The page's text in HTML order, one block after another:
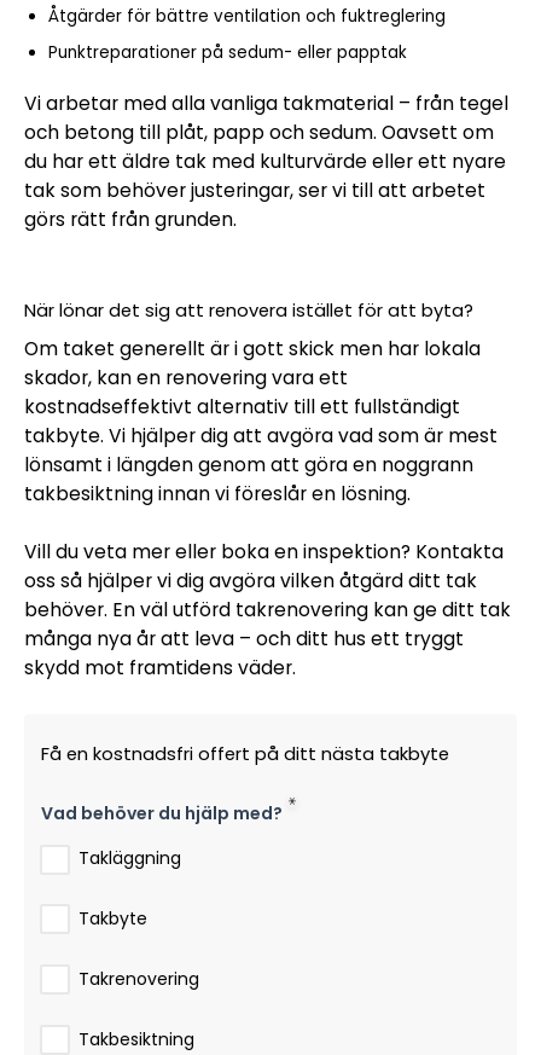
Åtgärder för bättre ventilation och fuktreglering
Punktreparationer på sedum- eller papptak
Vi arbetar med alla vanliga takmaterial – från tegel
och betong till plåt, papp och sedum. Oavsett om
du har ett äldre tak med kulturvärde eller ett nyare
tak som behöver justeringar, ser vi till att arbetet
görs rätt från grunden.
När lönar det sig att renovera istället för att byta?
Om taket generellt är i gott skick men har lokala
skador, kan en renovering vara ett
kostnadseffektivt alternativ till ett fullständigt
takbyte. Vi hjälper dig att avgöra vad som är mest
lönsamt i längden genom att göra en noggrann
takbesiktning innan vi föreslår en lösning.
Vill du veta mer eller boka en inspektion? Kontakta
oss så hjälper vi dig avgöra vilken åtgärd ditt tak
behöver. En väl utförd takrenovering kan ge ditt tak
många nya år att leva – och ditt hus ett tryggt
skydd mot framtidens väder.
Få en kostnadsfri offert på ditt nästa takbyte
Vad behöver du hjälp med?
Takläggning
Takbyte
Takrenovering
Takbesiktning